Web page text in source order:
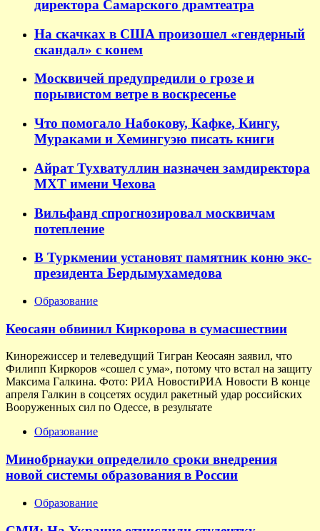
директора Самарского драмтеатра
На скачках в США произошел «гендерный
скандал» с конем
Москвичей предупредили о грозе и
порывистом ветре в воскресенье
Что помогало Набокову, Кафке, Кингу,
Мураками и Хемингуэю писать книги
Айрат Тухватуллин назначен замдиректора
МХТ имени Чехова
Вильфанд спрогнозировал москвичам
потепление
В Туркмении установят памятник коню экс-
президента Бердымухамедова
Образование
Кеосаян обвинил Киркорова в сумасшествии
Кинорежиссер и телеведущий Тигран Кеосаян заявил, что
Филипп Киркоров «сошел с ума», потому что встал на защиту
Максима Галкина. Фото: РИА НовостиРИА Новости В конце
апреля Галкин в соцсетях осудил ракетный удар российских
Вооруженных сил по Одессе, в результате
Образование
Минобрнауки определило сроки внедрения
новой системы образования в России
Образование